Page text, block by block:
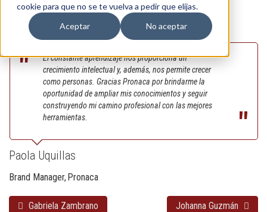
cookie para que no se te vuelva a pedir que elijas.
Aceptar
No aceptar
El constante aprendizaje nos proporciona un
crecimiento intelectual y, además, nos permite crecer
como personas. Gracias Pronaca por brindarme la
oportunidad de ampliar mis conocimientos y seguir
construyendo mi camino profesional con las mejores
herramientas.
Paola Uquillas
Brand Manager Pronaca
Gabriela Zambrano Johanna Guzmán